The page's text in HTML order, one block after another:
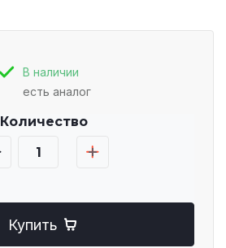
В наличии
есть аналог
Количество
Купить